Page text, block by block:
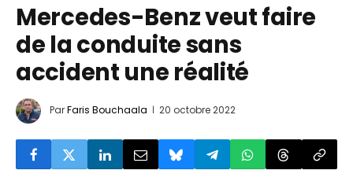
Mercedes-Benz veut faire
de la conduite sans
accident une réalité
ParFaris Bouchaala 20 octobre 2022